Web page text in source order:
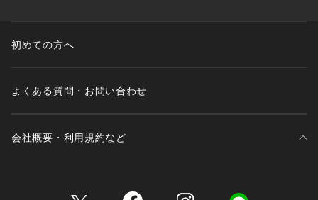
初めての方へ
よくある質問・お問い合わせ
会社概要・利用規約など